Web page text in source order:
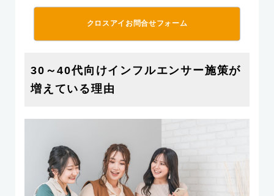
クロスアイお問合せフォーム
30～40代向けインフルエンサー施策が
増えている理由